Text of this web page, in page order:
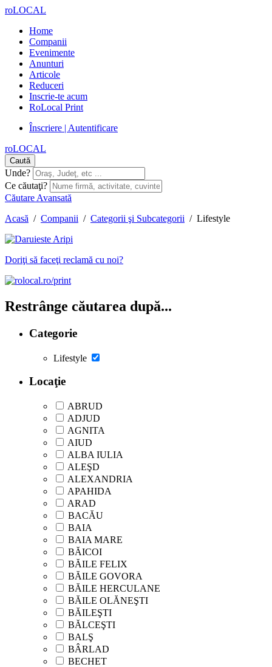
roLOCAL
Home
Companii
Evenimente
Anunturi
Articole
Reduceri
Inscrie-te acum
RoLocal Print
Înscriere | Autentificare
roLOCAL
Caută
Unde?
Ce căutaţi?
Căutare Avansată
Acasă / Companii / Categorii şi Subcategorii / Lifestyle
Doriţi să faceţi reclamă cu noi?
Restrânge căutarea după...
Categorie
Lifestyle
Locaţie
ABRUD
ADJUD
AGNITA
AIUD
ALBA IULIA
ALEŞD
ALEXANDRIA
APAHIDA
ARAD
BACĂU
BAIA
BAIA MARE
BĂICOI
BĂILE FELIX
BĂILE GOVORA
BĂILE HERCULANE
BĂILE OLĂNEŞTI
BĂILEŞTI
BĂLCEŞTI
BALŞ
BÂRLAD
BECHET